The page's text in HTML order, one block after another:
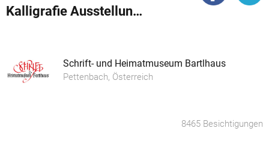
Kalligrafie Ausstellungen
Schrift- und Heimatmuseum Bartlhaus
Pettenbach, Österreich
8465 Besichtigungen